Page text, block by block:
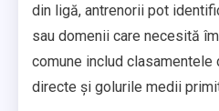
din ligă, antrenorii pot
sau domenii care necesită
comune includ clasamentele
directe și golurile medii